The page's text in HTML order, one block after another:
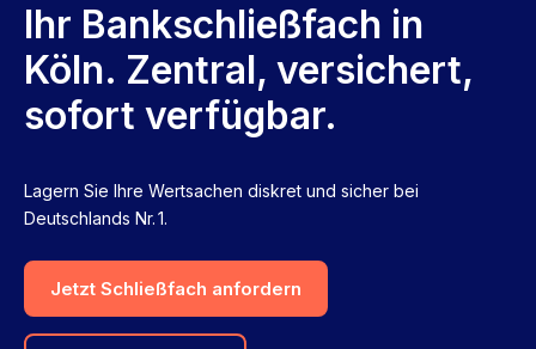
Ihr Bankschließfach in
Köln. Zentral, versichert,
sofort verfügbar.
Lagern Sie Ihre Wertsachen diskret und sicher bei
Deutschlands Nr. 1.
Jetzt Schließfach anfordern